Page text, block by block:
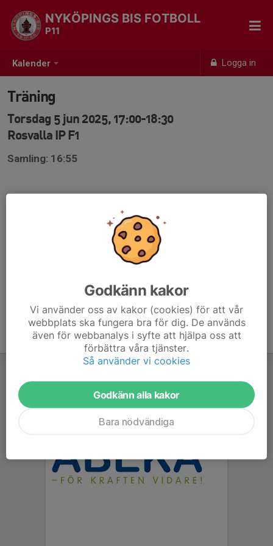
Kalender Logga in
NYKÖPINGS BIS FOTBOLL
P11
Träning
Torsdag 5 jun 2025, 17:00-18:30
Rosvalla IP F1
Samling: 16:55
Godkänn kakor
Vi använder oss av kakor (cookies) för att vår
webbplats ska fungera bra för dig. De används
även för webbanalys i syfte att hjälpa oss att
förbättra våra tjänster.
Så använder vi cookies
Godkänn alla kakor
Bara nödvändiga